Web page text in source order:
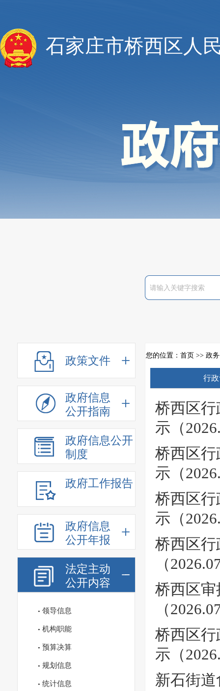
石家庄市桥西区人
政策文件
政府信息
公开指南
政府信息公开
制度
政府工作报告
政府信息
公开年报
法定主动
公开内容
领导信息
机构职能
预算决算
规划信息
统计信息
您的位置： 首页 >> 政
行
桥西区
示（
桥西区
示（
桥西区
示（
桥西区
（
桥西区
（
桥西区
示（
新石街